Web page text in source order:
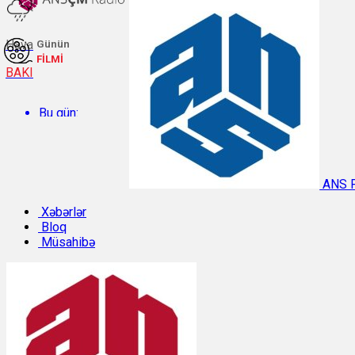
Hava
BAKI
Bu gün:
Temperatur: 27.6°C. Rütubət: 60%.
Sabah:
Günün
FİLMİ
ANS
Xəbərlər
Bloq
Müsahibə